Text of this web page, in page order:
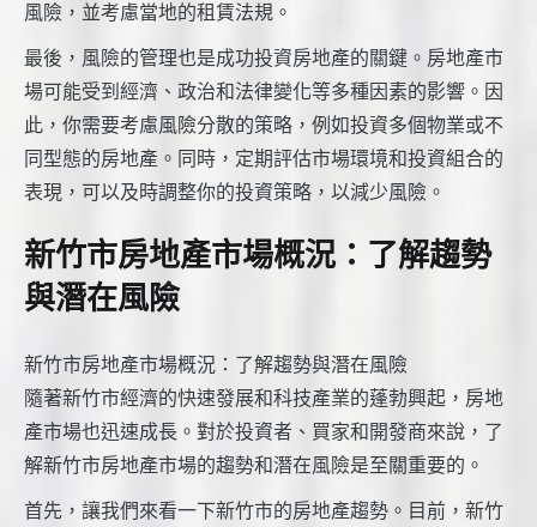
風險，並考慮當地的租賃法規。
最後，風險的管理也是成功投資房地產的關鍵。房地產市
場可能受到經濟、政治和法律變化等多種因素的影響。因
此，你需要考慮風險分散的策略，例如投資多個物業或不
同型態的房地產。同時，定期評估市場環境和投資組合的
表現，可以及時調整你的投資策略，以減少風險。
新竹市房地產市場概況：了解趨勢
與潛在風險
新竹市房地產市場概況：了解趨勢與潛在風險
隨著新竹市經濟的快速發展和科技產業的蓬勃興起，房地
產市場也迅速成長。對於投資者、買家和開發商來說，了
解新竹市房地產市場的趨勢和潛在風險是至關重要的。
首先，讓我們來看一下新竹市的房地產趨勢。目前，新竹